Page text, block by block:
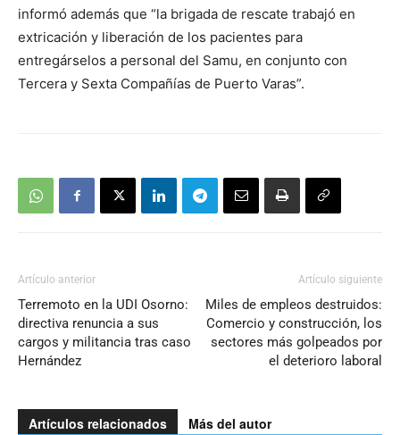
informó además que “la brigada de rescate trabajó en
extricación y liberación de los pacientes para
entregárselos a personal del Samu, en conjunto con
Tercera y Sexta Compañías de Puerto Varas”.
Artículo anterior
Terremoto en la UDI Osorno:
directiva renuncia a sus
cargos y militancia tras caso
Hernández
Artículo siguiente
Miles de empleos destruidos:
Comercio y construcción, los
sectores más golpeados por
el deterioro laboral
Artículos relacionados Más del autor